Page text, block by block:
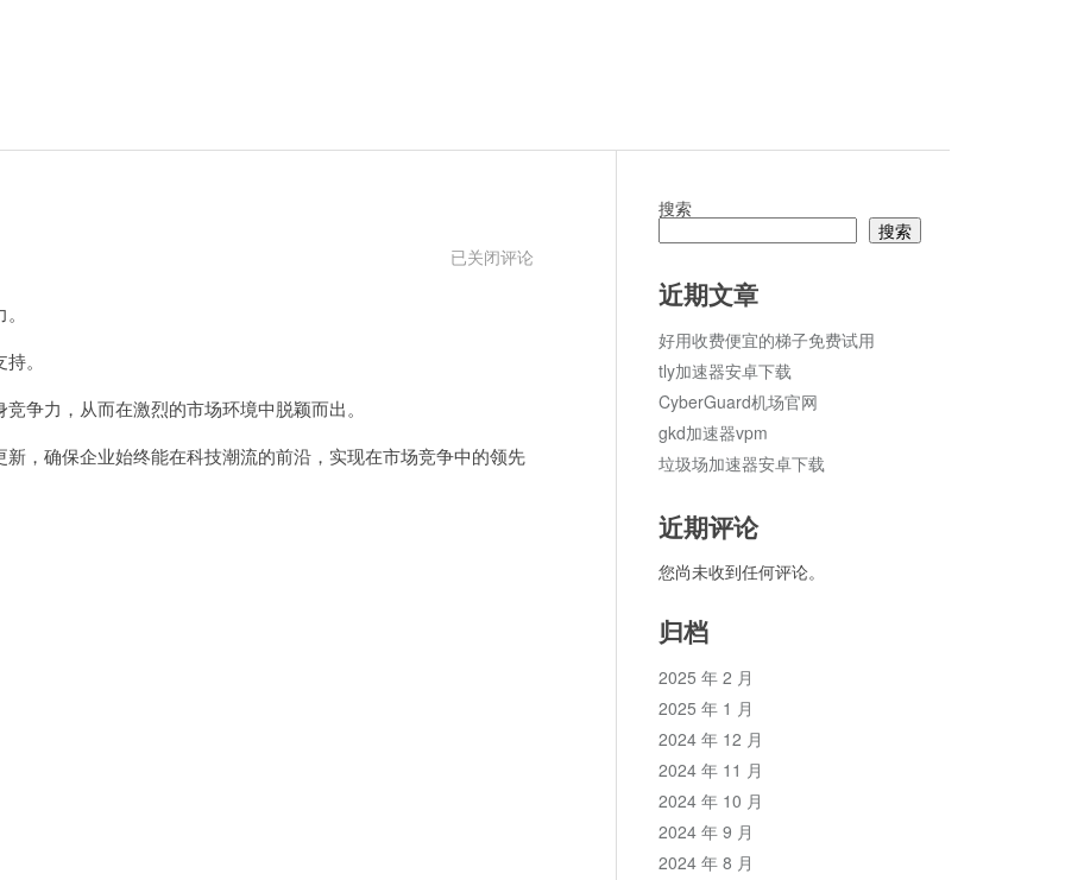
小
已关闭评论
。
力，从而在激烈的市场环境中脱颖而出。
确保企业始终能在科技潮流的前沿，实现在市场竞争中的领先
搜索
搜索
近期文章
好用收费便宜的梯子免费试用
tly加速器安卓下载
CyberGuard机场官网
gkd加速器vpm
垃圾场加速器安卓下载
近期评论
您尚未收到任何评论。
归档
2025 年 2 月
2025 年 1 月
2024 年 12 月
2024 年 11 月
2024 年 10 月
2024 年 9 月
2024 年 8 月